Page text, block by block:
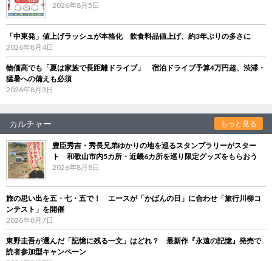
2026年8月5日
「中東発」値上げラッシュが本格化 飲食料品値上げ、約3年ぶりの多さに
2026年8月4日
物価高でも「夏は家族で長距離ドライブ」 宿泊ドライブ予算4万円超、渋滞・
猛暑への備えも必須
2026年8月3日
カルチャー もっと見る
豊臣秀吉・秀長兄弟ゆかりの地を巡るスタンプラリーがスター
ト 和歌山市内5カ所・近畿6カ所を巡り限定グッズをもらおう
2026年8月8日
旅の思い出を五・七・五で！ エースが「かばんの日」に合わせ「旅行川柳コ
ンテスト」を開催
2026年8月7日
東野圭吾が選んだ「記憶に残る一文」はどれ？ 最新作『永遠の記憶』発売で
読者参加型キャンペーン